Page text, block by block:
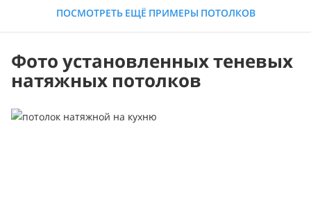
ПОСМОТРЕТЬ ЕЩЁ ПРИМЕРЫ ПОТОЛКОВ
Фото установленных теневых
натяжных потолков